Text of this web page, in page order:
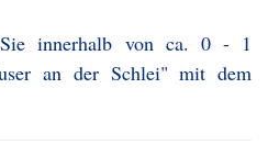
innerhalb von ca. 0 - 1
an der Schlei" mit dem